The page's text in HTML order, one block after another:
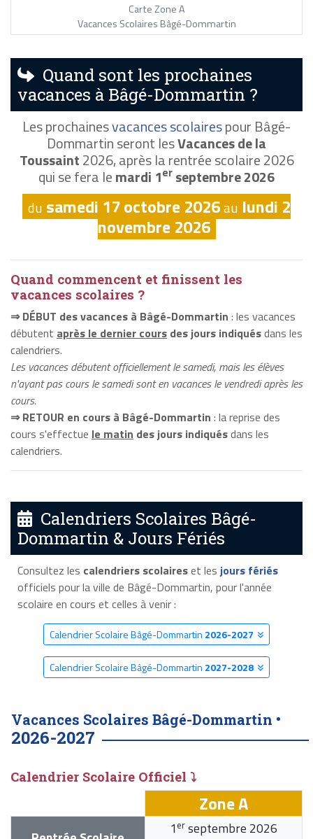
Carte Zone A
Vacances Scolaires Bâgé-Dommartin
Quand sont les prochaines
vacances à Bâgé-Dommartin ?
Les prochainesvacances scolairespour Bâgé-
Dommartin seront lesVacances de la
Toussaint2026, après la rentrée scolaire 2026
qui se fera lemardi 1er septembre 2026
du samedi 17 octobre 2026au lundi 2
novembre 2026
Quand commencent et finissent les
vacances scolaires ?
⇒ DÉBUT des vacances à Bâgé-Dommartin : les vacances
débutent après le dernier cours des jours indiquésdans les
calendriers.
Les vacances débutent officiellement le samedi, mais les élèves
n'ayant pas cours le samedi sont en vacances le vendredi après les
cours.
⇒ RETOUR en cours à Bâgé-Dommartin : la reprise des
cours s'effectue le matin des jours indiquésdans les
calendriers.
Calendriers Scolaires Bâgé-
Dommartin & Jours Fériés
Consultez les calendriers scolaireset les jours fériés
officiels pour la ville de Bâgé-Dommartin, pour l'année
scolaire en cours et celles à venir :
Calendrier Scolaire Bâgé-Dommartin 2026-2027
Calendrier Scolaire Bâgé-Dommartin 2027-2028
Vacances Scolaires Bâgé-Dommartin •
2026-2027
Calendrier Scolaire Officiel ⤵
Zone A
1 er septembre 2026